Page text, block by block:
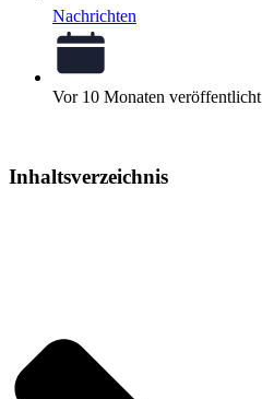
Nachrichten
Vor 10 Monaten veröffentlicht
Inhaltsverzeichnis